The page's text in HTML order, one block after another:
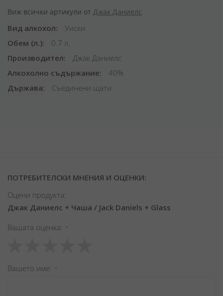
Виж всички артикули от Джак Даниелс
Вид алкохол
Уиски
Обем (л.)
0.7 л.
Производител
Джак Даниелс
Алкохолно съдържание
40%
Държава
Съединени щати
ПОТРЕБИТЕЛСКИ МНЕНИЯ И ОЦЕНКИ:
Оцени продукта:
Джак Даниелс + Чаша / Jack Daniels + Glass
Вашата оценка
star
stars
stars
stars
stars
Вашето име